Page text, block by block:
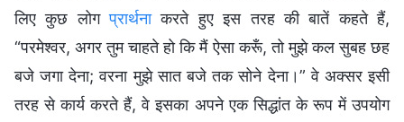
लिए कुछ लोगप्रार्थनाकरते हुए इस तरह की बातें कहते हैं,
“परमेश्वर, अगर तुम चाहते हो कि मैं ऐसा करूँ, तो मुझे कल सुबह छह
बजे जगा देना; वरना मुझे सात बजे तक सोने देना।” वे अक्सर इसी
तरह से कार्य करते हैं, वे इसका अपने एक सिद्धांत के रूप में उपयोग